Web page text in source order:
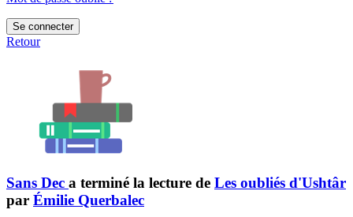
Se connecter
Retour
Sans Dec a terminé la lecture de Les oubliés d'Ushtâr
par Émilie Querbalec